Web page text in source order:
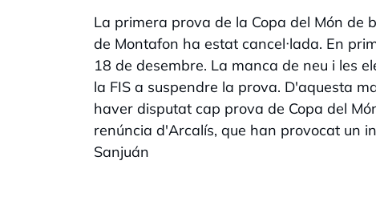
La primera prova de la Copa del Món de
de Montafon ha estat cancel·lada. En
18 de desembre. La manca de neu i les
la FIS a suspendre la prova. D'aquesta
haver disputat cap prova de Copa del
renúncia d'Arcalís, que han provocat un
Sanjuán